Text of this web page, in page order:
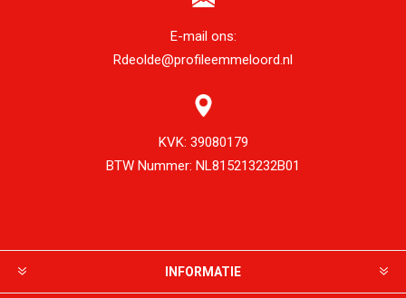
E-mail ons:
Rdeolde@profileemmeloord.nl
KVK: 39080179
BTW Nummer: NL815213232B01
INFORMATIE